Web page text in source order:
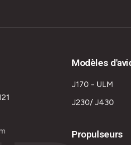
Modèles
J170 - ULM
J230/ J430
Propulseurs